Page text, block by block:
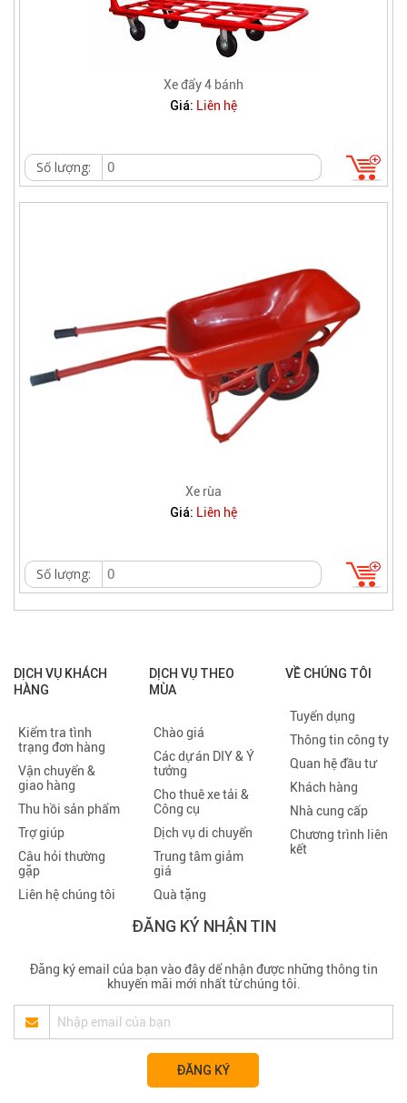
Xe đẩy 4 bánh
Giá: Liên hệ
Số lượng:
Xe rùa
Giá: Liên hệ
Số lượng:
DỊCH VỤ KHÁCH
HÀNG
Kiểm tra tình
trạng đơn hàng
Vận chuyển &
giao hàng
Thu hồi sản phẩm
Trợ giúp
Câu hỏi thường
gặp
Liên hệ chúng tôi
DỊCH VỤ THEO
MÙA
Chào giá
Các dự án DIY & Ý
tưởng
Cho thuê xe tải &
Công cụ
Dịch vụ di chuyển
Trung tâm giảm
giá
Quà tặng
VỀ CHÚNG TÔI
Tuyển dụng
Thông tin công ty
Quan hệ đầu tư
Khách hàng
Nhà cung cấp
Chương trình liên
kết
ĐĂNG KÝ NHẬN TIN
Đăng ký email của bạn vào đây dể nhận được những thông tin
khuyến mãi mới nhất từ chúng tôi.
ĐĂNG KÝ